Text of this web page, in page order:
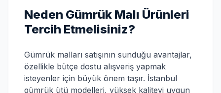
Neden Gümrük Malı Ürünleri
Tercih Etmelisiniz?
Gümrük malları satışının sunduğu avantajlar,
özellikle bütçe dostu alışveriş yapmak
isteyenler için büyük önem taşır. İstanbul
gümrük ütü modelleri, yüksek kaliteyi uygun